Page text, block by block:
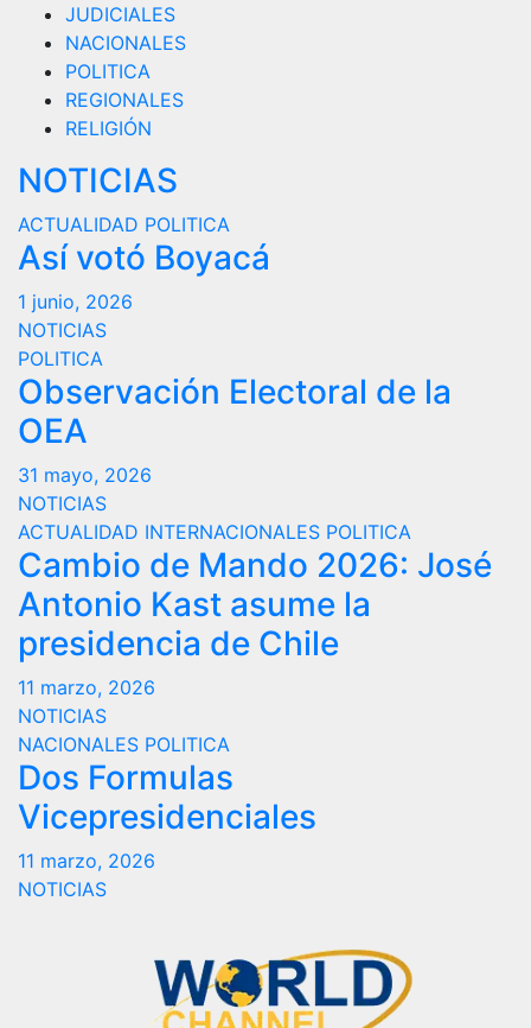
JUDICIALES
NACIONALES
POLITICA
REGIONALES
RELIGIÓN
NOTICIAS
ACTUALIDAD POLITICA
Así votó Boyacá
1 junio, 2026
NOTICIAS
POLITICA
Observación Electoral de la
OEA
31 mayo, 2026
NOTICIAS
ACTUALIDAD INTERNACIONALES POLITICA
Cambio de Mando 2026: José
Antonio Kast asume la
presidencia de Chile
11 marzo, 2026
NOTICIAS
NACIONALES POLITICA
Dos Formulas
Vicepresidenciales
11 marzo, 2026
NOTICIAS